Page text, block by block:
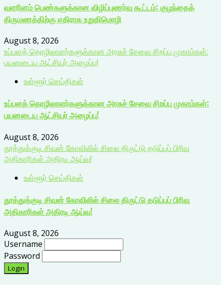
வளரிளம் பெண்களுக்கான விழிப்புணர்வு கூட்டம்: குழந்தைத்
திருமணத்திற்கு எதிராக உறுதிமொழி
August 8, 2026
உப்பளத் தொழிலாளர்களுக்கான அரசுச் சேவை சிறப்பு முகாம்கள்:
பயனடைய ஆட்சியர் அழைப்பு!
உள்ளூர் செய்திகள்
உப்பளத் தொழிலாளர்களுக்கான அரசுச் சேவை சிறப்பு முகாம்கள்:
பயனடைய ஆட்சியர் அழைப்பு!
August 8, 2026
தூத்துக்குடி சிவன் கோவிலில் சிலை திருட்டு தடுப்புப் பிரிவு
அதிகாரிகள் அதிரடி ஆய்வு!
உள்ளூர் செய்திகள்
தூத்துக்குடி சிவன் கோவிலில் சிலை திருட்டு தடுப்புப் பிரிவு
அதிகாரிகள் அதிரடி ஆய்வு!
August 8, 2026
Username
Password